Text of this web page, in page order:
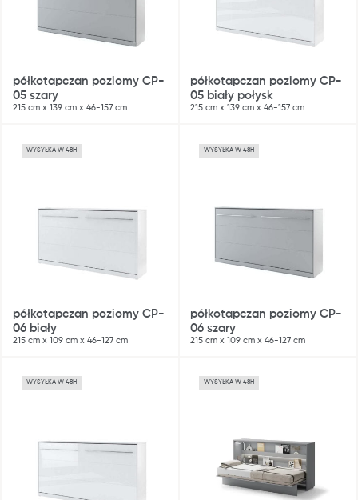
półkotapczan poziomy CP-
05 szary
215 cm x 139 cm x 46-157 cm
półkotapczan poziomy CP-
05 biały połysk
215 cm x 139 cm x 46-157 cm
WYSYŁKA W 48H
półkotapczan poziomy CP-
06 biały
215 cm x 109 cm x 46-127 cm
WYSYŁKA W 48H
półkotapczan poziomy CP-
06 szary
215 cm x 109 cm x 46-127 cm
WYSYŁKA W 48H WYSYŁKA W 48H